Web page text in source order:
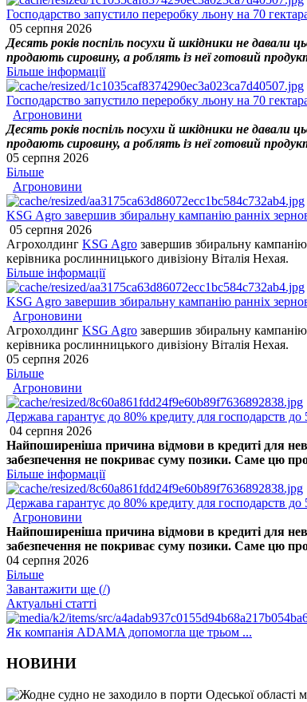
Господарство запустило переробку льону на 70
05 серпня 2026
Десять років поспіль посухи й шкідники не давали
продають сировину, а роблять із неї готовий
Більше інформації
Господарство запустило переробку льону на 70
Агроновини
Десять років поспіль посухи й шкідники не давали
продають сировину, а роблять із неї готовий
05 серпня 2026
Більше
Агроновини
KSG Agro завершив збиральну кампанію ранніх
05 серпня 2026
Агрохолдинг KSG Agro завершив збиральну
керівника рослинницького дивізіону Віталія Нехая.
Більше інформації
KSG Agro завершив збиральну кампанію ранніх
Агроновини
Агрохолдинг KSG Agro завершив збиральну
керівника рослинницького дивізіону Віталія Нехая.
05 серпня 2026
Більше
Агроновини
Держава гарантує до 80% кредиту для господарств до
04 серпня 2026
Найпоширеніша причина відмови в кредиті для
забезпечення не покриває суму позики. Саме цю
Більше інформації
Держава гарантує до 80% кредиту для господарств до
Агроновини
Найпоширеніша причина відмови в кредиті для
забезпечення не покриває суму позики. Саме цю
04 серпня 2026
Більше
Завантажити ще (/)
Актуальні статті
Як компанія ADAMA допомогла ще трьом ...
НОВИНИ